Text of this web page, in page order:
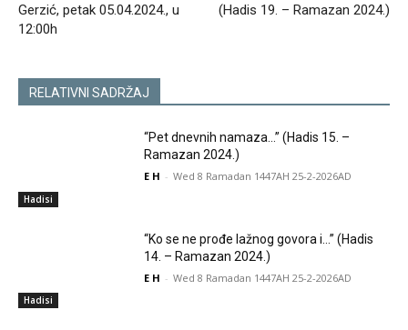
Gerzić, petak 05.04.2024., u
12:00h
(Hadis 19. – Ramazan 2024.)
RELATIVNI SADRŽAJ
Hadisi
“Pet dnevnih namaza…” (Hadis 15. –
Ramazan 2024.)
E H - Wed 8 Ramadan 1447AH 25-2-2026AD
Hadisi
“Ko se ne prođe lažnog govora i…” (Hadis
14. – Ramazan 2024.)
E H - Wed 8 Ramadan 1447AH 25-2-2026AD